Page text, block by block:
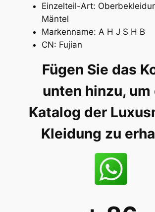
Einzelteil-Art:
Mäntel
Markenname: A H J S H B
CN: Fujian
Fügen Sie das
unten hinzu, um
Katalog der
Kleidung zu